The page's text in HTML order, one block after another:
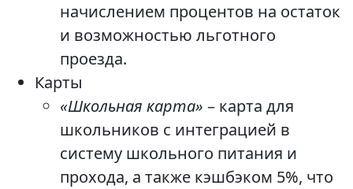
начислением процентов на остаток
и возможностью льготного
проезда.
Карты
«Школьная карта» – карта для
школьников с интеграцией в
систему школьного питания и
прохода, а также кэшбэком 5%, что